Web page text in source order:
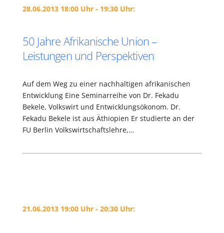
28.06.2013 18:00 Uhr - 19:30 Uhr:
50 Jahre Afrikanische Union –
Leistungen und Perspektiven
Auf dem Weg zu einer nachhaltigen afrikanischen
Entwicklung Eine Seminarreihe von Dr. Fekadu
Bekele, Volkswirt und Entwicklungsökonom. Dr.
Fekadu Bekele ist aus Äthiopien Er studierte an der
FU Berlin Volkswirtschaftslehre,…
21.06.2013 19:00 Uhr - 20:30 Uhr: